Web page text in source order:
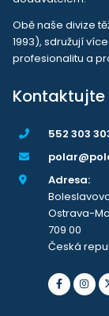
Obě naše divize
1993), sdružují
profesionalitu a
Kontaktujte
552 303
Adresa:
Ostrava-
709 00
Česká